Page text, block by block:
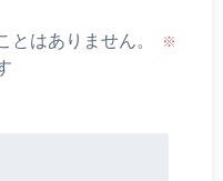
とはありません。 ※